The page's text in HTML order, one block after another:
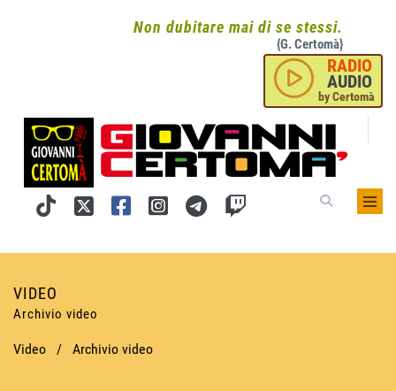
Non dubitare mai di se stessi.
{G. Certomà}
RADIO
AUDIO
by Certomà
VIDEO
Archivio video
Video / Archivio video